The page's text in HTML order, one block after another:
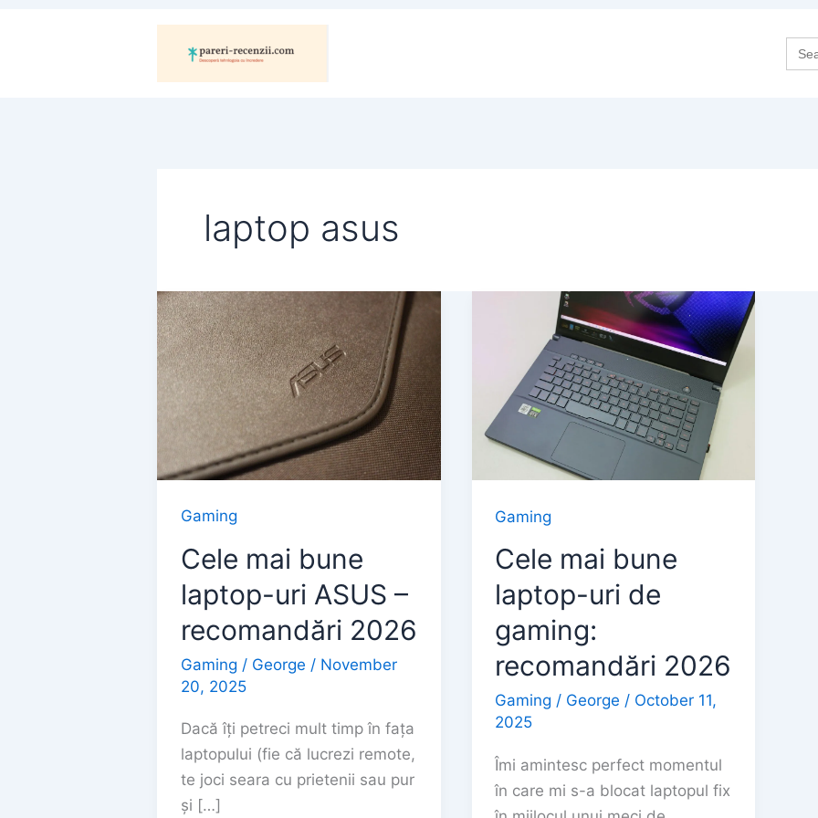
for:
laptop asus
Gaming
Cele mai bune
laptop-uri ASUS –
recomandări 2026
Gaming / George / November
20, 2025
Dacă îți petreci mult timp în fața
laptopului (fie că lucrezi remote,
te joci seara cu prietenii sau pur
și […]
Gaming
Cele mai bune
laptop-uri de
gaming:
recomandări 2026
Gaming / George / October 11,
2025
Îmi amintesc perfect momentul
în care mi s-a blocat laptopul fix